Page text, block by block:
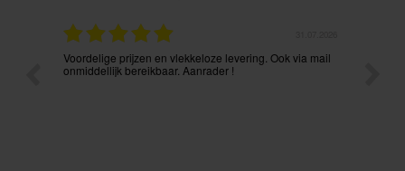
Voordelige prijzen en vlekkeloze levering. Ook via mail
onmiddellijk bereikbaar. Aanrader !